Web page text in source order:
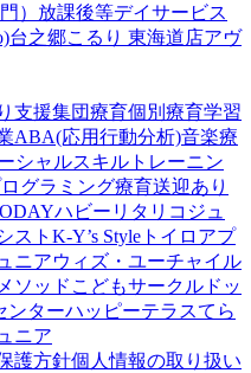
） 放課後等デイサービス
台之郷こるり 東海道店アヴ
支援集団療育個別療育学習
ABA(応用行動分析)音楽療
シャルスキルトレーニン
グラミング療育送迎あり
ハビー リタリコジュ
スト K-Y’s Style トイロ アプ
ニアウィズ・ユーチャイル
ソッド こどもサークル ドッ
ンターハッピーテラスてら
ニア
護方針個人情報の取り扱い